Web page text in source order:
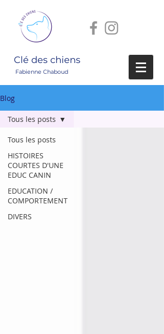
Clé des chiens
Fabienne Chaboud
Blog
Tous les posts
HISTOIRES
COURTES D'UNE
EDUC CANIN
EDUCATION /
COMPORTEMENT
DIVERS
Tous les posts